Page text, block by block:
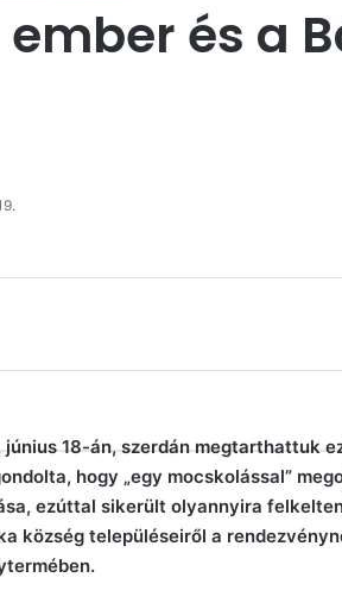
és a
18-án, szerdán megtarthattuk
hogy „egy mocskolással”
ezúttal sikerült olyannyira
község településeiről a